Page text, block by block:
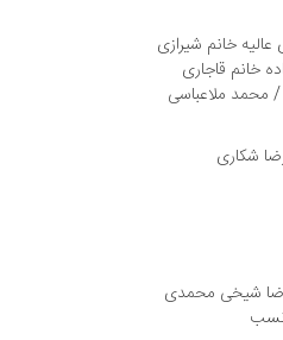
خانم شیرازی
خانم قاجاری
محمد ملاعباسی
شکاری
شیخی محمدی